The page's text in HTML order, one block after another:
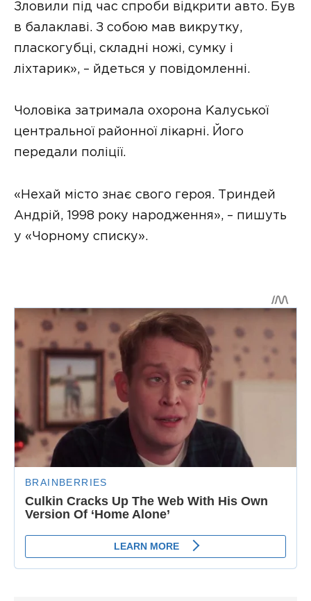
Зловили під час спроби відкрити авто. Був
в балаклаві. З собою мав викрутку,
пласкогубці, складні ножі, сумку і
ліхтарик», – йдеться у повідомленні.
Чоловіка затримала охорона Калуської
центральної районної лікарні. Його
передали поліції.
«Нехай місто знає свого героя. Триндей
Андрій, 1998 року народження», – пишуть
у «Чорному списку».